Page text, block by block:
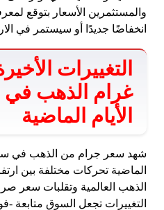
والمستثمرين الأسعار بتوقع
انخفاضًا جديدًا أو سيستمر في
التغييرات
غرام الذهب في
الأيام الماضية
شهد سعر جرام من الذهب في
الماضية تحركات مختلفة بين
الذهب العالمية وتقلبات سعر
التغييرات تجعل السوق